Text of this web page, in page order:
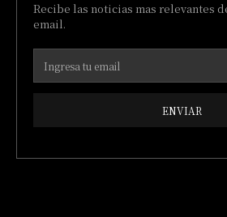
Recibe las noticias mas relevantes
email.
ENVIAR